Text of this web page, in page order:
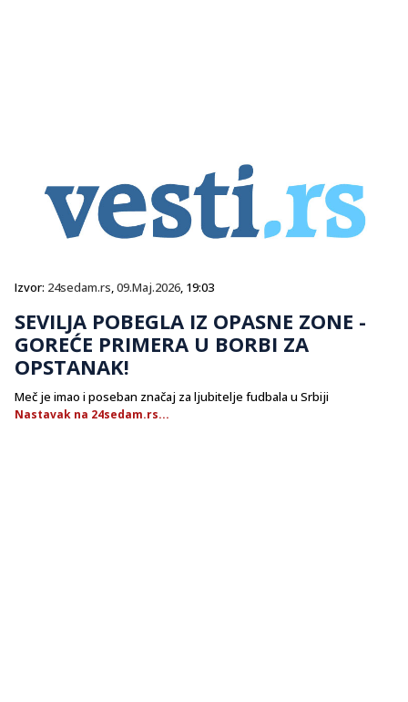
Izvor: 24sedam.rs,09.Maj.2026, 19:03
SEVILJA POBEGLA IZ OPASNE ZONE -
GOREĆE PRIMERA U BORBI ZA
OPSTANAK!
Meč je imao i poseban značaj za ljubitelje fudbala u Srbiji
Nastavak na 24sedam.rs...